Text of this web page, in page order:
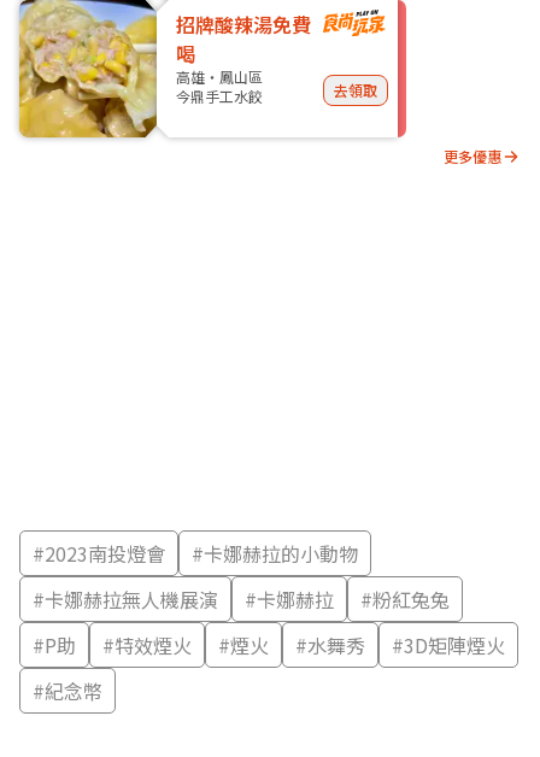
招牌酸辣湯免費
喝
高雄・鳳山區
今鼎手工水餃
去領取
更多優惠
#2023南投燈會 #卡娜赫拉的小動物
#卡娜赫拉無人機展演 #卡娜赫拉 #粉紅兔兔
#P助 #特效煙火 #煙火 #水舞秀 #3D矩陣煙火
#紀念幣